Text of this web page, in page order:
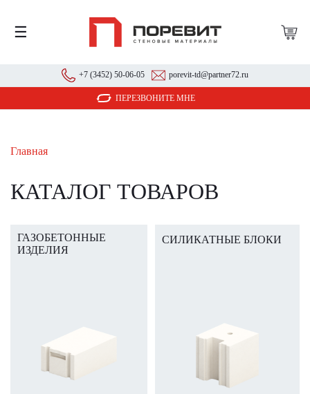
☰
+7 (3452) 50-06-05 porevit-td@partner72.ru
ПЕРЕЗВОНИТЕ МНЕ
Главная
КАТАЛОГ ТОВАРОВ
ГАЗОБЕТОННЫЕ
ИЗДЕЛИЯ
СИЛИКАТНЫЕ БЛОКИ